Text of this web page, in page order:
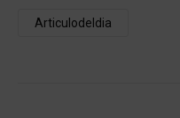
Articulodeldia